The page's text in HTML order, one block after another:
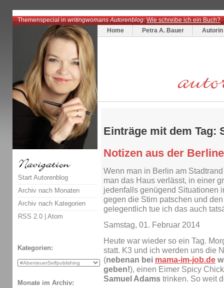
Themenspecial inwritingwomans Autorenblog:Wie schreibe ich ein Buch?
Home
Petra A. Bauer Autorin
Einträge mit dem Tag:
Notizen aus der
Wenn man in Berlin am
man das Haus verlässt, in einer
jedenfalls genügend Situationen
gegen die Stirn patschen und
gelegentlich tue ich das auch
Samstag, 01. Februar 2014
Heute war wieder so ein Tag.
statt. K3 und ich werden uns die
(nebenan bei mama-im-job.de
geben!), einen Eimer Spicy
Samuel Adams trinken. So weit
Start Autorenblog
Archiv nach Monaten
Archiv nach Kategorien
RSS 2.0 | Atom
Kategorien:
Monate im Archiv: